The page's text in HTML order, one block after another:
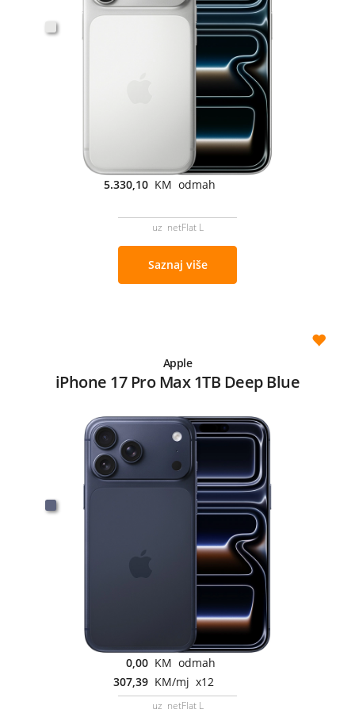
5.330,10 KM odmah
uz netFlat L
Saznaj više
Apple
iPhone 17 Pro Max 1TB Deep Blue
0,00 KM odmah
307,39 KM/mj x12
uz netFlat L